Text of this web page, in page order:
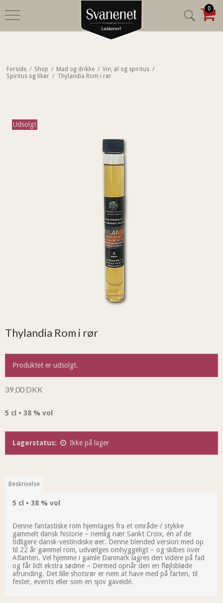
0
Forside / Shop / Mad og drikke / Vin, øl og spiritus /
Spiritus og likør / Thylandia Rom i rør
Udsolgt
Thylandia Rom i rør
Produktet er udsolgt.
39,00 DKK
5 cl • 38 % vol
Lagerstatus: Ikke på lager
Beskrivelse
5 cl • 38 % vol
Denne fantastiske rom hjemtages fra et område-/ stykke
gammelt dansk historie – nemlig nær Sankt Croix, én af de
tidligere dansk-vestindiske øer. Denne blended version med op
til 22 år gammel rom, udvælges omhyggeligt – og skibes over
Atlanten. Vel hjemme i gamle Danmark lagres den videre på fad
og får lidt ekstra sødme – Dermed opnår den en fløjlsbløde
afrunding. Det lille shotsrør er nem at have med på farten, til
fester, events eller som en sjov gaveidé.